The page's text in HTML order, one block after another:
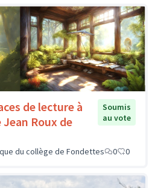
de lecture à
Roux de
Soumis
au vote
du collège de Fondettes 0 0